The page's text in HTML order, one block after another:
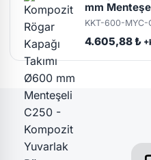
mm
KKT-600-MYC-
4.605,88 ₺